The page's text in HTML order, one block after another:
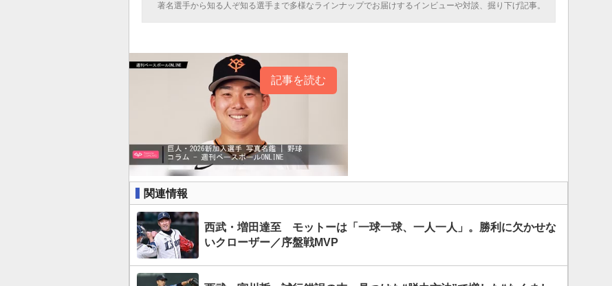
著名選手から知る人ぞ知る選手まで多様なラインナップでお届けするインビューや対談、掘り下げ記事。
記事を読む
関連情報
西武・増田達至 モットーは「一球一球、一人一人」。勝利に欠かせな
いクローザー／序盤戦MVP